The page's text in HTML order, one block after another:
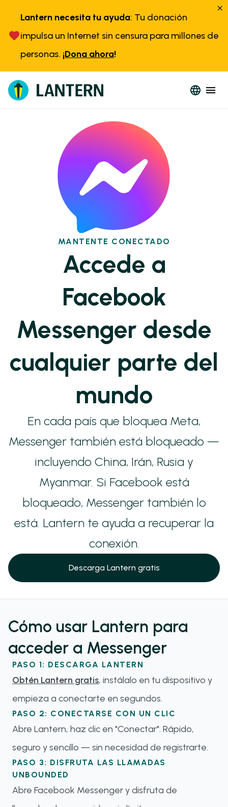
Lantern necesita tu ayuda: Tu donación
impulsa un Internet sin censura para millones de
personas. ¡Dona ahora!
MANTENTE CONECTADO
Accede a
Facebook
Messenger desde
cualquier parte del
mundo
En cada país que bloquea Meta,
Messenger también está bloqueado —
incluyendo China, Irán, Rusia y
Myanmar. Si Facebook está
bloqueado, Messenger también lo
está. Lantern te ayuda a recuperar la
conexión.
Descarga Lantern gratis
Cómo usar Lantern para
acceder a Messenger
PASO 1: DESCARGA LANTERN
Obtén Lantern gratis, instálalo en tu dispositivo y
empieza a conectarte en segundos.
PASO 2: CONECTARSE CON UN CLIC
Abre Lantern, haz clic en "Conectar". Rápido,
seguro y sencillo — sin necesidad de registrarte.
PASO 3: DISFRUTA LAS LLAMADAS
UNBOUNDED
Abre Facebook Messenger y disfruta de